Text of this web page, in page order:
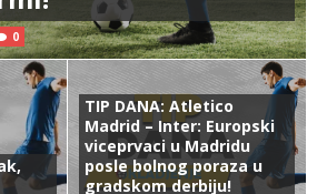
0
TIP DANA: Atletico
Madrid – Inter: Europski
viceprvaci u Madridu
posle bolnog poraza u
gradskom derbiju!